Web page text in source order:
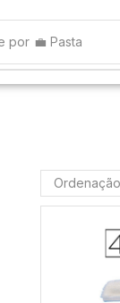
por 💼 Pasta